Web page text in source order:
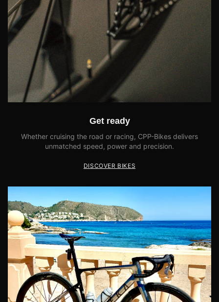
Get ready
Whether cruising the road or racing, CPP-Bikes delivers
unmatched speed, power and precision.
DISCOVER BIKES